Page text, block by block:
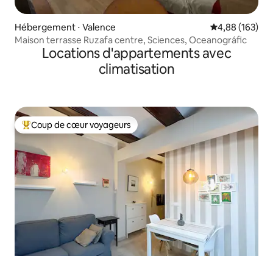
Hébergement ⋅ Valence Évaluation
4,88 (163)
Maison terrasse Ruzafa centre, Sciences, Oceanográfic
Locations d'appartements avec
climatisation
Coups de cœur voyageurs les plus appréciés
Coup de cœur voyageurs